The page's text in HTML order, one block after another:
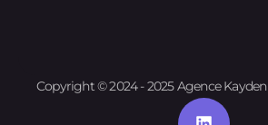
Copyright © 2024 - 2025 Agence Kayden